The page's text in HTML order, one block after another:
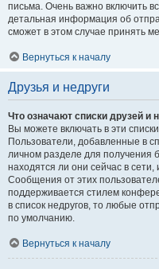
письма. Очень важно включить
детальная информация об
сможет в этом случае принять
Вернуться к началу
Друзья и недруги
Что означают списки друзей и
Вы можете включать в эти
Пользователи, добавленные в
личном разделе для получения
находятся ли они сейчас в
Сообщения от этих
поддерживается стилем
в список недругов, то любые
по умолчанию.
Вернуться к началу